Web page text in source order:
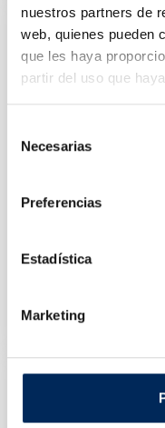
nuestros partners de
web, quienes pueden
que les haya
partir del uso que
Necesarias
Preferencias
Estadística
Marketing
10/EQT-35SB-220
2 455,00 €